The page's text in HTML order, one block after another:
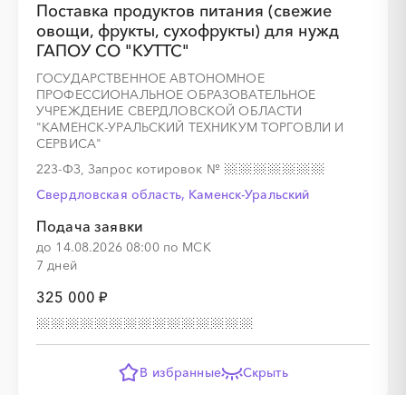
Поставка продуктов питания (свежие
овощи, фрукты, сухофрукты) для нужд
ГАПОУ СО "КУТТС"
ГОСУДАРСТВЕННОЕ АВТОНОМНОЕ
ПРОФЕССИОНАЛЬНОЕ ОБРАЗОВАТЕЛЬНОЕ
УЧРЕЖДЕНИЕ СВЕРДЛОВСКОЙ ОБЛАСТИ
"КАМЕНСК-УРАЛЬСКИЙ ТЕХНИКУМ ТОРГОВЛИ И
СЕРВИСА"
223-ФЗ, Запрос котировок №
Свердловская область, Каменск-Уральский
Подача заявки
до 14.08.2026 08:00 по МСК
7 дней
325 000 ₽
В избранные Скрыть